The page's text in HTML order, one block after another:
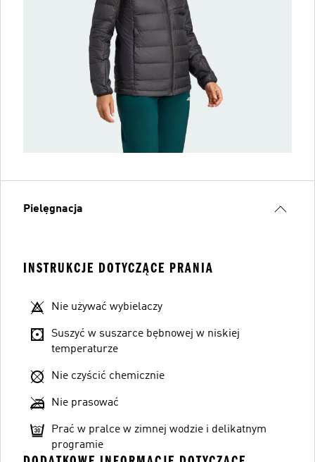
Pielęgnacja
INSTRUKCJE DOTYCZĄCE PRANIA
Nie używać wybielaczy
Suszyć w suszarce bębnowej w niskiej
temperaturze
Nie czyścić chemicznie
Nie prasować
Prać w pralce w zimnej wodzie i delikatnym
programie